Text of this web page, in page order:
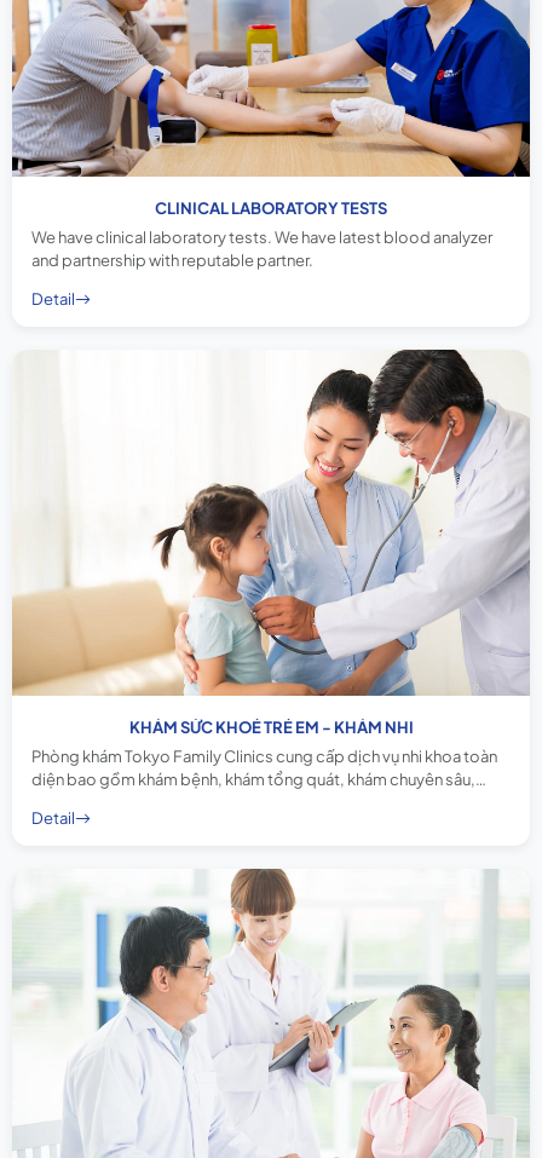
CLINICAL LABORATORY TESTS
We have clinical laboratory tests. We have latest blood analyzer
and partnership with reputable partner.
Detail
KHÁM SỨC KHOẺ TRẺ EM - KHÁM NHI
Phòng khám Tokyo Family Clinics cung cấp dịch vụ nhi khoa toàn
diện bao gồm khám bệnh, khám tổng quát, khám chuyên sâu,
tăng trưởng và phát triển của trẻ từ sơ sinh đến thiếu niên.
Detail